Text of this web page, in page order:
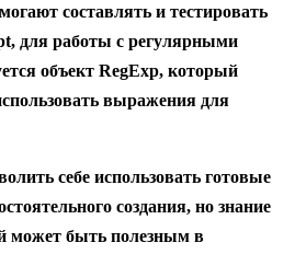
составлять и тестировать
для работы с регулярными
объект RegExp, который
выражения для
себе использовать готовые
создания, но знание
может быть полезным в